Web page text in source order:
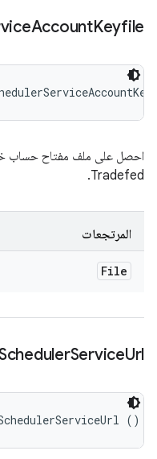
AccountKeyfile
احصل على ملف مفتاح حساب
Tradefed.
المرتجعات
File
ServiceUrl
()